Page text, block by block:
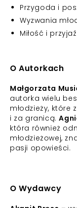
Przygoda i
Wyzwania
Miłość i
O Autorkach
Małgorzata
autorka wielu
młodzieży, które
i za granicą.
która również
młodzieżowej,
pasji opowieści.
O Wydawcy